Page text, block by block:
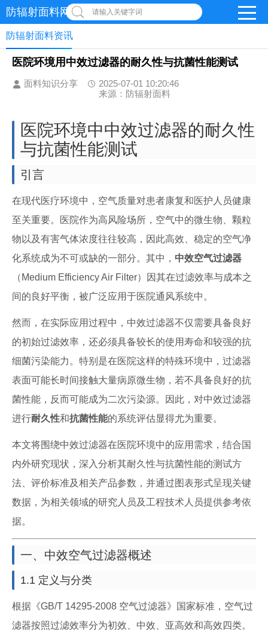
防辐射面料网 请输入关键字词
防辐射面料资讯
医院环境用中效过滤器的耐久性与抗菌性能测试
面料知识分享
2025-07-01 10:20:46
来源：防辐射面料
医院环境中中效过滤器的耐久性
与抗菌性能测试
引言
在现代医疗环境中，空气质量对患者康复和医护人员健康
至关重要。医院作为高风险场所，空气中的微生物、颗粒
物以及有害气体浓度往往较高，因此高效、稳定的空气净
化系统成为不可或缺的一部分。其中， 中效空气过滤器
（Medium Efficiency Air Filter）因其在过滤效率与成本之
间的良好平衡，被广泛应用于医院通风系统中。
然而，在实际应用过程中，中效过滤器不仅需要具备良好
的初始过滤效率，还必须具备较长的使用寿命和较强的抗
细菌污染能力。特别是在医院这样的特殊环境中，过滤器
表面可能长时间接触大量病原微生物，若不具备良好的抗
菌性能，反而可能成为二次污染源。因此，对中效过滤器
进行耐久性和抗菌性能的系统评估显得尤为重要。
本文将围绕中效过滤器在医院环境中的应用需求，结合国
内外研究现状，深入分析其耐久性与抗菌性能的测试方
法、评价标准及相关产品参数，并通过图表形式呈现关键
数据，为相关领域的研究人员及工程技术人员提供参考依
据。
一、中效空气过滤器概述
1.1 定义与分类
根据《GB/T 14295-2008 空气过滤器》国家标准，空气过
滤器按照过滤效率分为初效、中效、亚高效和高效四类。